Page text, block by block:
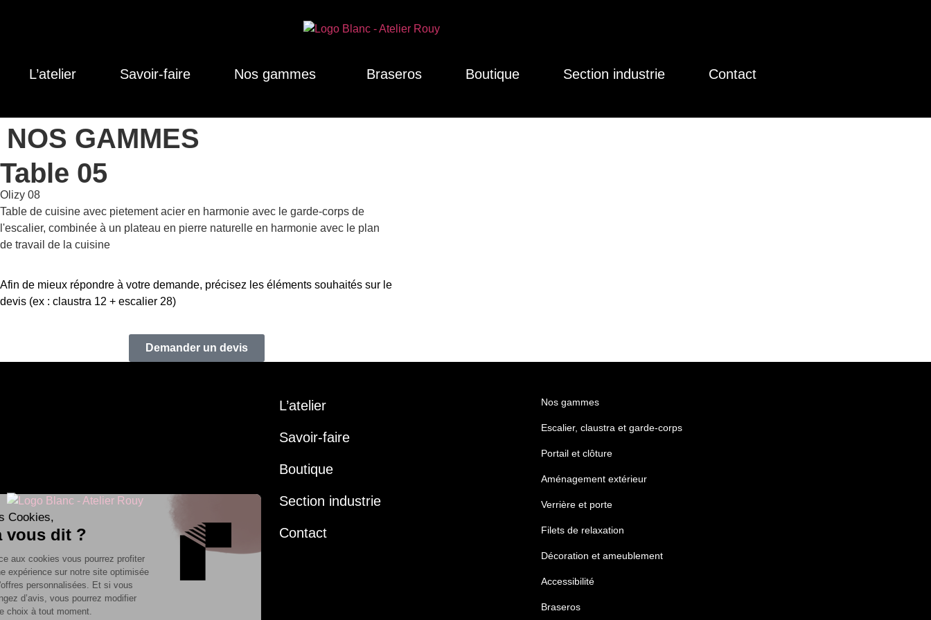
L’atelier Savoir-faire Nos gammes Braseros Boutique Section industrie Contact
NOS GAMMES
Table 05
Olizy 08
Table de cuisine avec pietement acier en harmonie avec le garde-corps de
l'escalier, combinée à un plateau en pierre naturelle en harmonie avec le plan
de travail de la cuisine
Afin de mieux répondre à votre demande, précisez les éléments souhaités sur le
devis (ex : claustra 12 + escalier 28)
Demander un devis
L’atelier
Savoir-faire
Boutique
Section industrie
Contact
Nos gammes
Escalier, claustra et garde-corps
Portail et clôture
Aménagement extérieur
Verrière et porte
Filets de relaxation
Décoration et ameublement
Accessibilité
Braseros